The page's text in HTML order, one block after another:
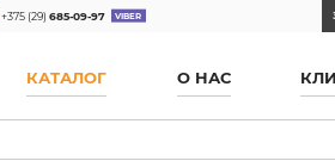
+375 (29)685-09-97
КАТАЛОГ О НАС